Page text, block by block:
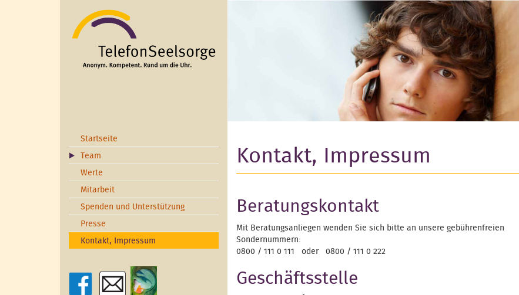
Startseite
Team
Werte
Mitarbeit
Spenden und Unterstützung
Presse
Kontakt, Impressum
Kontakt, Impressum
Beratungskontakt
Mit Beratungsanliegen wenden Sie sich bitte an unsere gebührenfreien
Sondernummern:
0800 / 111 0 111 oder 0800 / 111 0 222
Geschäftsstelle